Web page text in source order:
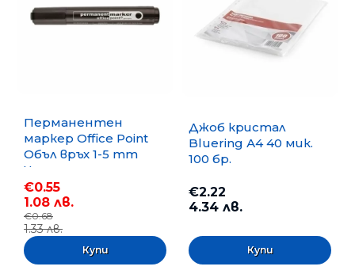
Перманентен
маркер Office Point
Объл връх 1-5 mm
Черен
€0.55
1.08 лв.
€0.68
1.33 лв.
Джоб кристал
Bluering А4 40 мик.
100 бр.
€2.22
4.34 лв.